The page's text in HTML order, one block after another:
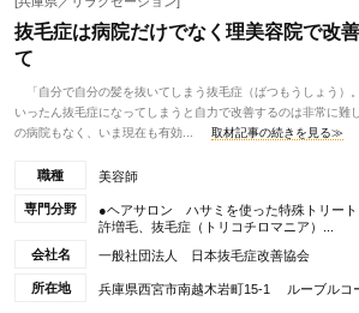
抜毛症は病院だけでなく理美容院で改
て
「自分で自分の髪を抜いてしまう抜毛症（ばつもうしょう）
いったん抜毛症になってしまうと自力で改善するのは非常に難
の病院もなく、いま現在も有効...
取材記事の続きを見る≫
職種 美容師
専門分野
●ヘアサロン ハサミを使った特殊トリー
許増毛、抜毛症（トリコチロマニア）...
会社名
一般社団法人 日本抜毛症改善協会
所在地 兵庫県西宮市南越木岩町15-1 ルーブルコ